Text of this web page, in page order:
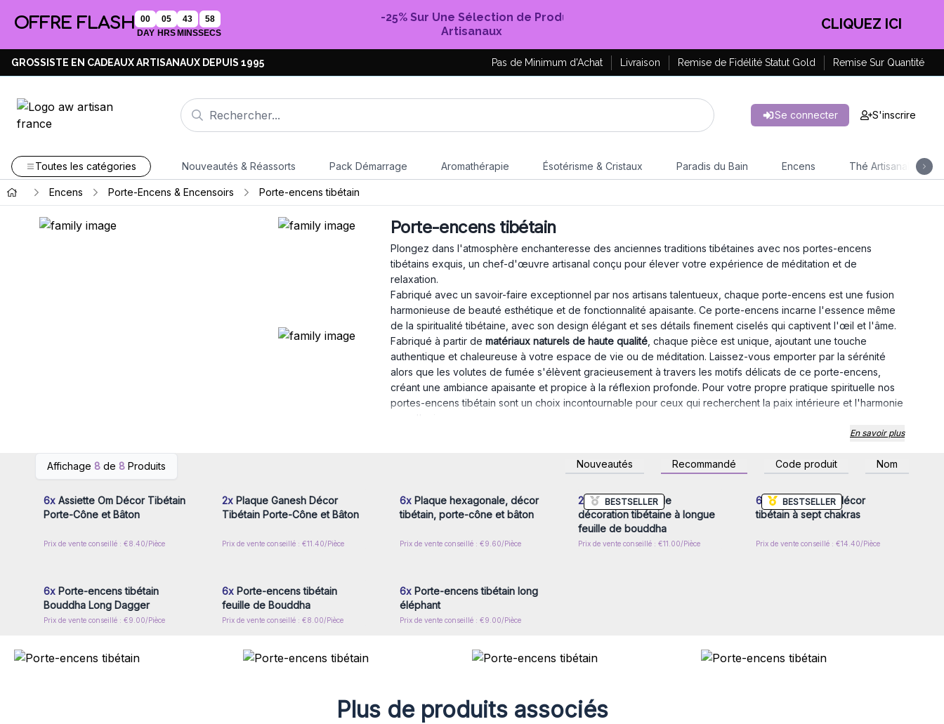
OFFRE FLASH
00
DAY
05
HRS
43
MINS
57
SECS
-25% Sur Une Sélection de Produits
Artisanaux
EN PROFITER !
GROSSISTE EN CADEAUX ARTISANAUX DEPUIS 1995 Pas de Minimum d'Achat Livraison Remise de Fidélité Statut Gold Remise Sur Quantité
Se connecter S'inscrire
Toutes les catégories Nouveautés & Réassorts Pack Démarrage Aromathérapie Ésotérisme & Cristaux Paradis du Bain Encens Thé Artisanal
Encens Porte-Encens & Encensoirs Porte-encens tibétain
Porte-encens tibétain
Plongez dans l'atmosphère enchanteresse des anciennes traditions tibétaines avec nos portes-encens
tibétains exquis, un chef-d'œuvre artisanal conçu pour élever votre expérience de méditation et de
relaxation.
Fabriqué avec un savoir-faire exceptionnel par nos artisans talentueux, chaque porte-encens est une fusion
harmonieuse de beauté esthétique et de fonctionnalité apaisante. Ce porte-encens incarne l'essence même
de la spiritualité tibétaine, avec son design élégant et ses détails finement ciselés qui captivent l'œil et l'âme.
Fabriqué à partir de matériaux naturels de haute qualité , chaque pièce est unique, ajoutant une touche
authentique et chaleureuse à votre espace de vie ou de méditation. Laissez-vous emporter par la sérénité
alors que les volutes de fumée s'élèvent gracieusement à travers les motifs délicats de ce porte-encens,
créant une ambiance apaisante et propice à la réflexion profonde. Pour votre propre pratique spirituelle nos
portes-encens tibétain sont un choix incontournable pour ceux qui recherchent la paix intérieure et l'harmonie
avec l'univers.
Rehaussez votre rituel de méditation et créez un sanctuaire de tranquillité avec le porte-encens tibétain d'AW
Commandez dès maintenant et laissez la magie de l'Himalaya imprégner votre vie quotidienne.
En savoir plus
Affichage 8 de 8 Produits Nouveautés Recommandé Code produit Nom
vous pour accéder aux prix de
gros
6x Assiette Om Décor Tibétain
Porte-Cône et Bâton
Prix de vente conseillé : €8.40/Pièce
2xPlaque Ganesh Décor
Tibétain Porte-Cône et Bâton
Prix de vente conseillé : €11.40/Pièce
6x Plaque hexagonale, décor
tibétain, porte-cône et bâton
Prix de vente conseillé : €9.60/Pièce
BESTSELLER
Connectez-vous ou inscrivez-
vous pour accéder aux prix de
gros
2x Porte-encens de
décoration tibétaine à longue
feuille de bouddha
Prix de vente conseillé : €11.00/Pièce
BESTSELLER
Connectez-vous ou inscrivez-
vous pour accéder aux prix de
gros
6xPorte-encens décor
tibétain à sept chakras
Prix de vente conseillé : €14.40/Pièce
Connectez-vous ou inscrivez-
6x Porte-encens tibétain
Bouddha Long Dagger
Prix de vente conseillé : €9.00/Pièce
Connectez-vous ou inscrivez-
6xPorte-encens tibétain
feuille de Bouddha
Prix de vente conseillé : €8.00/Pièce
Connectez-vous ou inscrivez-
6x Porte-encens tibétain long
éléphant
Prix de vente conseillé : €9.00/Pièce
Plus de produits associés